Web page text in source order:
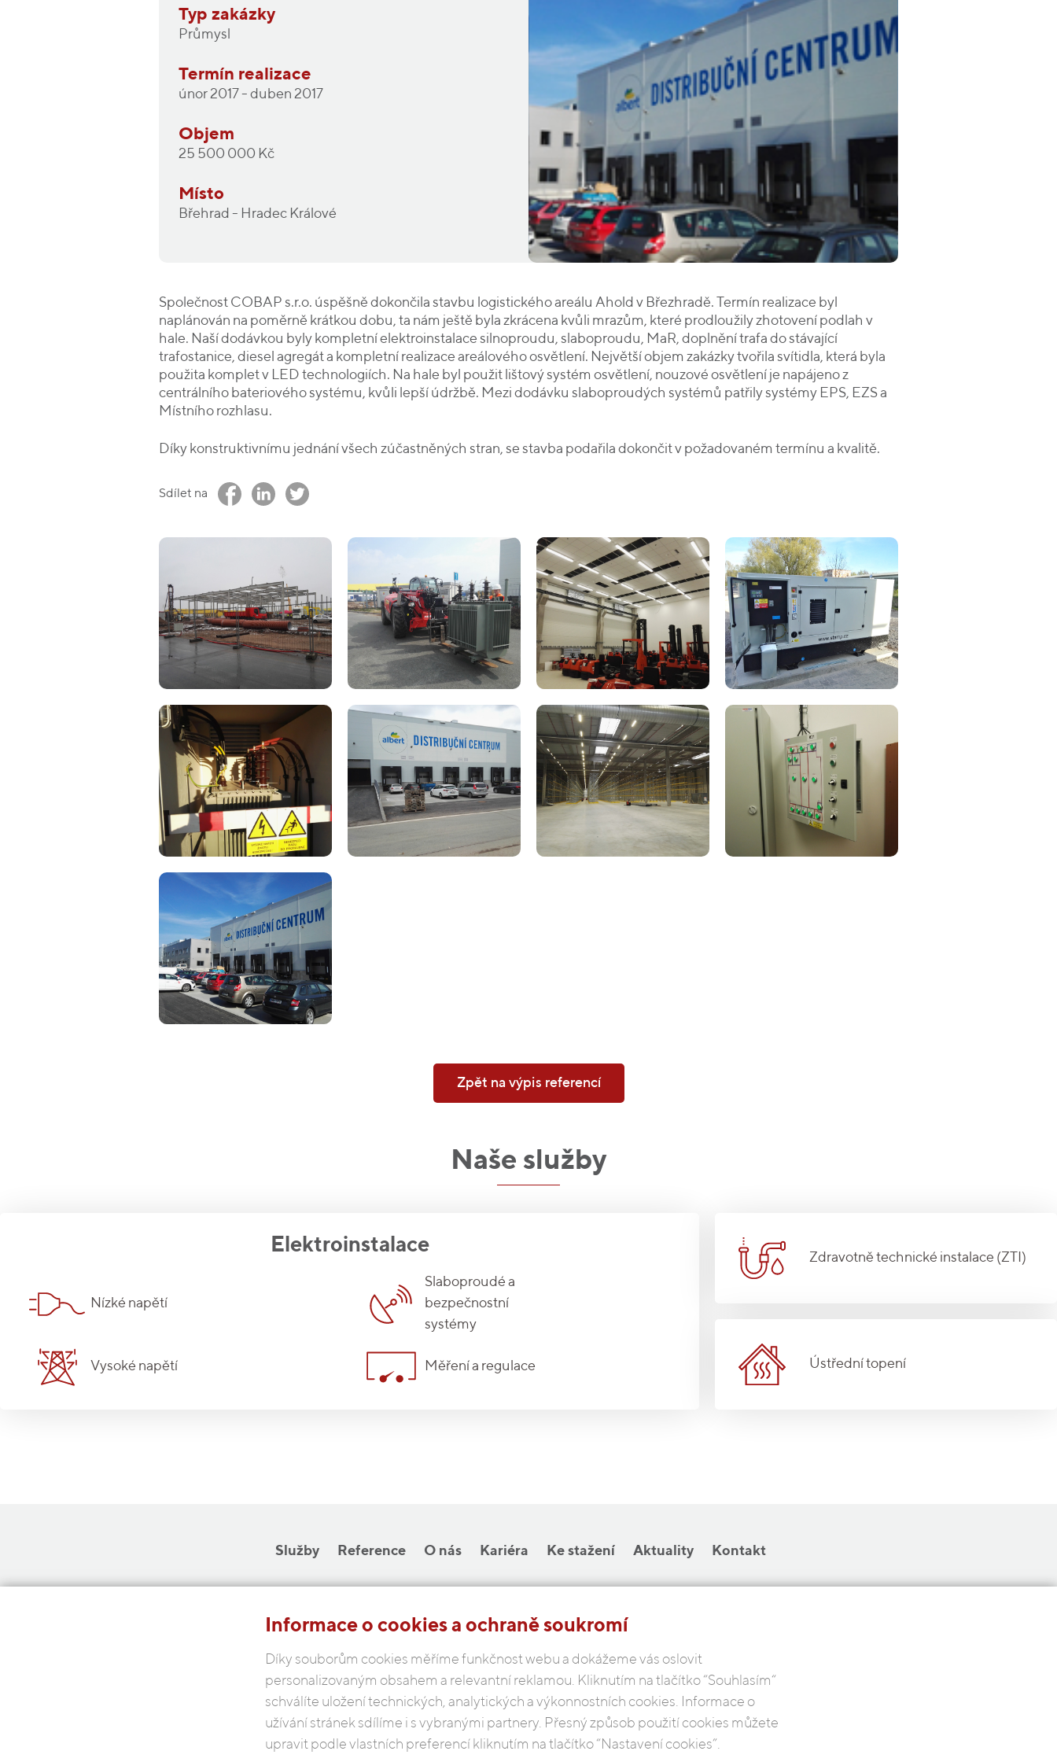
Typ zakázky
Průmysl
Termín realizace
únor 2017 - duben 2017
Objem
25 500 000 Kč
Místo
Břehrad - Hradec Králové
Společnost COBAP s.r.o. úspěšně dokončila stavbu logistického areálu Ahold v Březhradě. Termín realizace byl
naplánován na poměrně krátkou dobu, ta nám ještě byla zkrácena kvůli mrazům, které prodloužily zhotovení podlah v
hale. Naší dodávkou byly kompletní elektroinstalace silnoproudu, slaboproudu, MaR, doplnění trafa do stávající
trafostanice, diesel agregát a kompletní realizace areálového osvětlení. Největší objem zakázky tvořila svítidla, která byla
použita komplet v LED technologiích. Na hale byl použit lištový systém osvětlení, nouzové osvětlení je napájeno z
centrálního bateriového systému, kvůli lepší údržbě. Mezi dodávku slaboproudých systémů patřily systémy EPS, EZS a
Místního rozhlasu.
Díky konstruktivnímu jednání všech zúčastněných stran, se stavba podařila dokončit v požadovaném termínu a kvalitě.
Sdílet na
Zpět na výpis referencí
Naše služby
Elektroinstalace
Nízké napětí
Slaboproudé a
bezpečnostní
systémy
Vysoké napětí Měření a regulace
Zdravotně technické instalace (ZTI)
Ústřední topení
Služby Reference O nás Kariéra Ke stažení Aktuality Kontakt
Michelská 18/12a, 140 00 Praha 4
Česká republika
Podmínky ochrany osobních údajů
Informace o cookies a ochraně soukromí
Díky souborům cookies měříme funkčnost webu a dokážeme vás oslovit
personalizovaným obsahem a relevantní reklamou. Kliknutím na tlačítko “Souhlasím“
schválíte uložení technických, analytických a výkonnostních cookies. Informace o
užívání stránek sdílíme i s vybranými partnery. Přesný způsob použití cookies můžete
upravit podle vlastních preferencí kliknutím na tlačítko “Nastavení cookies”.